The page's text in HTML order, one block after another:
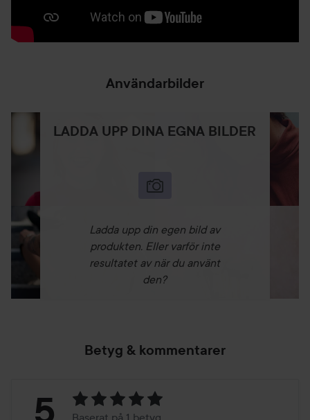
så att den tränger in och ger huden en transparent och
sammetslen yta.
Användarbilder
LADDA UPP DINA EGNA BILDER
Ladda upp din egen bild av
produkten. Eller varför inte
resultatet av när du använt
den?
Betyg & kommentarer
Betyg:
Baserat på 1 betyg